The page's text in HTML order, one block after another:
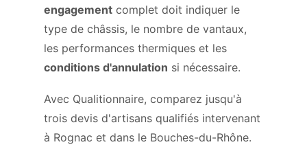
engagement complet doit indiquer le
type de châssis, le nombre de vantaux,
les performances thermiques et les
conditions d'annulation si nécessaire.
Avec Qualitionnaire, comparez jusqu'à
trois devis d'artisans qualifiés intervenant
à Rognac et dans le Bouches-du-Rhône.